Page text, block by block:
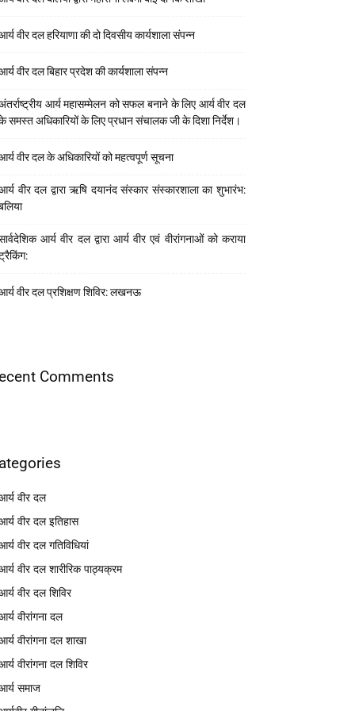
वीर दल हरियाणा की दो दिवसीय कार्यशाला संपन्न
वीर दल बिहार प्रदेश की कार्यशाला संपन्न
आर्य महासम्मेलन को सफल बनाने के लिए आर्य वीर दल
समस्त अधिकारियों के लिए प्रधान संचालक जी के दिशा निर्देश।
वीर दल के अधिकारियों को महत्वपूर्ण सूचना
वीर दल द्वारा ऋषि दयानंद संस्कार संस्कारशाला का शुभारंभ:
आर्य वीर दल द्वारा आर्य वीर एवं वीरांगनाओं को कराया
वीर दल प्रशिक्षण शिविर: लखनऊ
Comments
वीर दल
वीर दल इतिहास
वीर दल गतिविधियां
वीर दल शारीरिक पाठ्यक्रम
वीर दल शिविर
वीरांगना दल
वीरांगना दल शाखा
वीरांगना दल शिविर
समाज